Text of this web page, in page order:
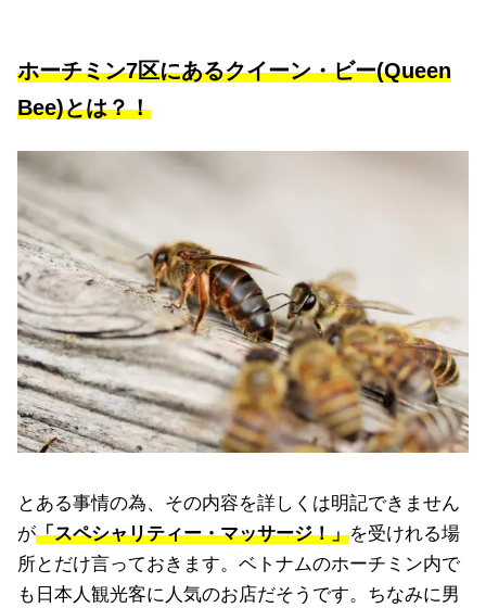
ホーチミン7区にあるクイーン・ビー(Queen
Bee)とは？！
とある事情の為、その内容を詳しくは明記できません
が「スペシャリティー・マッサージ！」を受けれる場
所とだけ言っておきます。ベトナムのホーチミン内で
も日本人観光客に人気のお店だそうです。ちなみに男